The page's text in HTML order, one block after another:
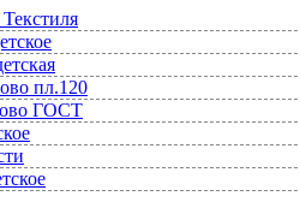
пл.120
ГОСТ